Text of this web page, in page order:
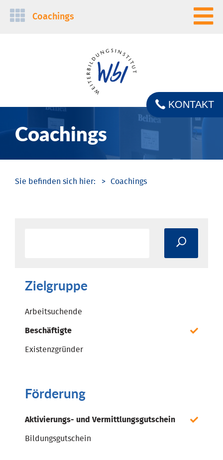
Navigation
Coachings
Coachings
KONTAKT
Coachings
Zielgruppe
Arbeitsuchende
Beschäftigte
Existenzgründer
Förderung
Aktivierungs- und Vermittlungsgutschein
Bildungsgutschein